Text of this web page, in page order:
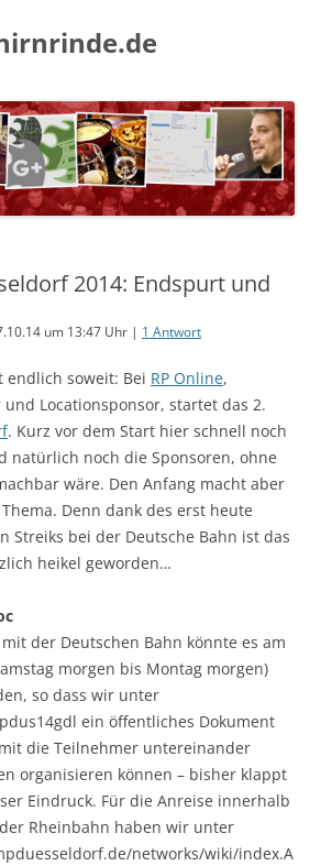
2014: Endspurt und
um 13:47 Uhr | 1 Antwort
soweit: Bei RP Online,
Locationsponsor, startet das 2.
. Kurz vor dem Start hier schnell noch
natürlich noch die Sponsoren, ohne
wäre. Den Anfang macht aber
Denn dank des erst heute
Streiks bei der Deutsche Bahn ist das
heikel geworden…
der Deutschen Bahn könnte es am
morgen bis Montag morgen)
so dass wir unter
ein öffentliches Dokument
die Teilnehmer untereinander
organisieren können – bisher klappt
Eindruck. Für die Anreise innerhalb
Rheinbahn haben wir unter
networks/wiki/index.A